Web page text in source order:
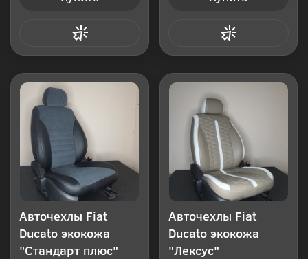
Авточехлы Fiat
Ducato экокожа
"Стандарт плюс"
Авточехлы Fiat
Ducato экокожа
"Лексус"